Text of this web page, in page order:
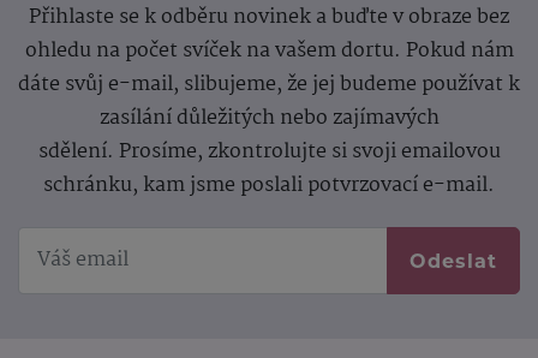
Přihlaste se k odběru novinek a buďte v obraze bez
ohledu na počet svíček na vašem dortu. Pokud nám
dáte svůj e-mail, slibujeme, že jej budeme používat k
zasílání důležitých nebo zajímavých
sdělení. Prosíme, zkontrolujte si svoji emailovou
schránku, kam jsme poslali potvrzovací e-mail.
Odeslat